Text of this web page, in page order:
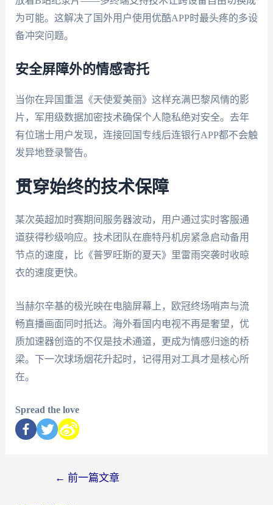
为可能。这解决了国外用户使用优酷APP时最头疼的多设
备冲突问题。
安全屏障外的情感寄托
当你在异国重温《天使爱美丽》这样充满巴黎风情的影
片，军用级数据加密技术确保个人隐私绝对安全。去年
有位瑞士用户发现，连接回国专线后连银行APP都不会触
发异地登录警告。
贯穿始终的技术保障
某次英超加时赛期间服务器波动，用户通过实时客服通
道获得秒级响应。技术团队在鹿特丹机房紧急启动备用
节点的速度，比《普罗旺斯的夏天》里雷雨突袭时收晾
衣的速度更快。
当赫尔辛基的极光映在电脑屏幕上，欧冠终场哨声与流
畅直播画面同时抵达。海外看国内电视不再是奢望，优
质加速器创造的不仅是技术通道，更成为情感归途的桥
梁。下一次球场烟花升起时，记得用对工具才是核心所
在。
Spread the love
← 前一篇文章